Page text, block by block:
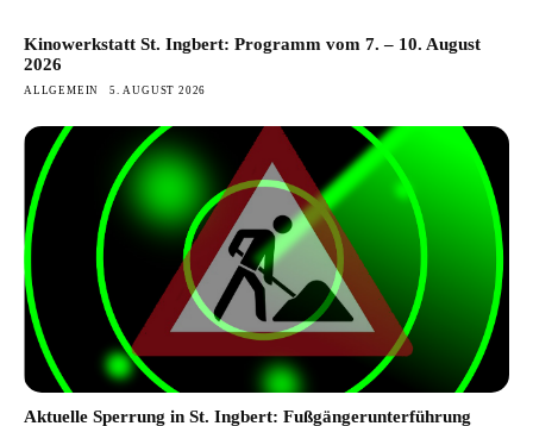
Kinowerkstatt St. Ingbert: Programm vom 7. – 10. August
2026
ALLGEMEIN 5. AUGUST 2026
Aktuelle Sperrung in St. Ingbert: Fußgängerunterführung